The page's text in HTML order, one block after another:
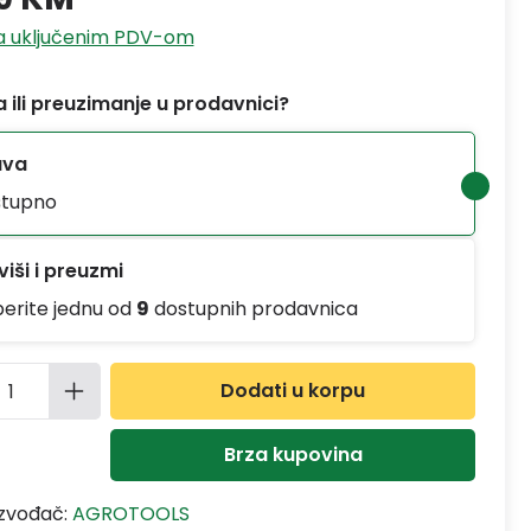
uključenim PDV-om
ili preuzimanje u prodavnici?
i preuzmi
jednu od 9 dostupnih prodavnica
proizvoda: Unesite željenu
Dodati u korpu
Brza kupovina
AGROTOOLS